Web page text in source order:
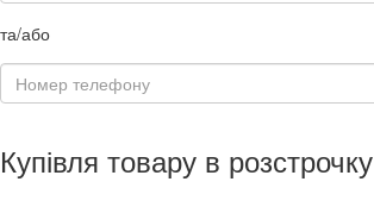
та/або
Купівля товару в розстрочку